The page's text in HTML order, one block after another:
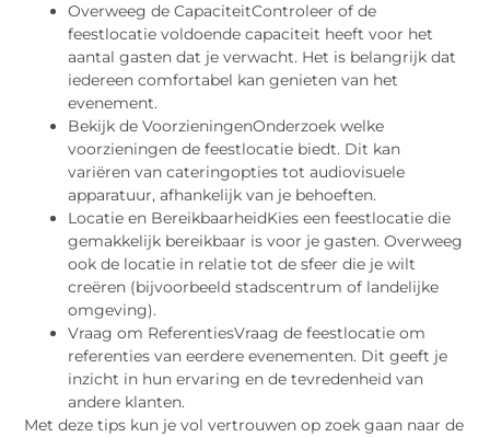
Overweeg de CapaciteitControleer of de
feestlocatie voldoende capaciteit heeft voor het
aantal gasten dat je verwacht. Het is belangrijk dat
iedereen comfortabel kan genieten van het
evenement.
Bekijk de VoorzieningenOnderzoek welke
voorzieningen de feestlocatie biedt. Dit kan
variëren van cateringopties tot audiovisuele
apparatuur, afhankelijk van je behoeften.
Locatie en BereikbaarheidKies een feestlocatie die
gemakkelijk bereikbaar is voor je gasten. Overweeg
ook de locatie in relatie tot de sfeer die je wilt
creëren (bijvoorbeeld stadscentrum of landelijke
omgeving).
Vraag om ReferentiesVraag de feestlocatie om
referenties van eerdere evenementen. Dit geeft je
inzicht in hun ervaring en de tevredenheid van
andere klanten.
Met deze tips kun je vol vertrouwen op zoek gaan naar de